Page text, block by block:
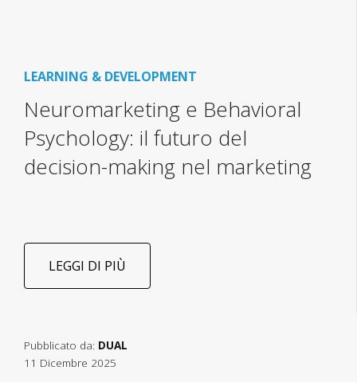
LEARNING & DEVELOPMENT
Neuromarketing e Behavioral
Psychology: il futuro del
decision-making nel marketing
LEGGI DI PIÙ
Pubblicato da: DUAL
11 Dicembre 2025